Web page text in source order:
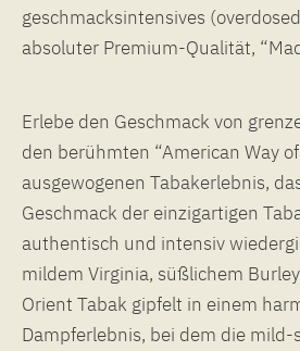
geschmacksintensives
absoluter Premium-Qualität,
Erlebe den Geschmack von
den berühmten “American Way
ausgewogenen Tabakerlebnis,
Geschmack der einzigartigen
authentisch und intensiv
mildem Virginia, süßlichem
Orient Tabak gipfelt in einem
Dampferlebnis, bei dem die mild-